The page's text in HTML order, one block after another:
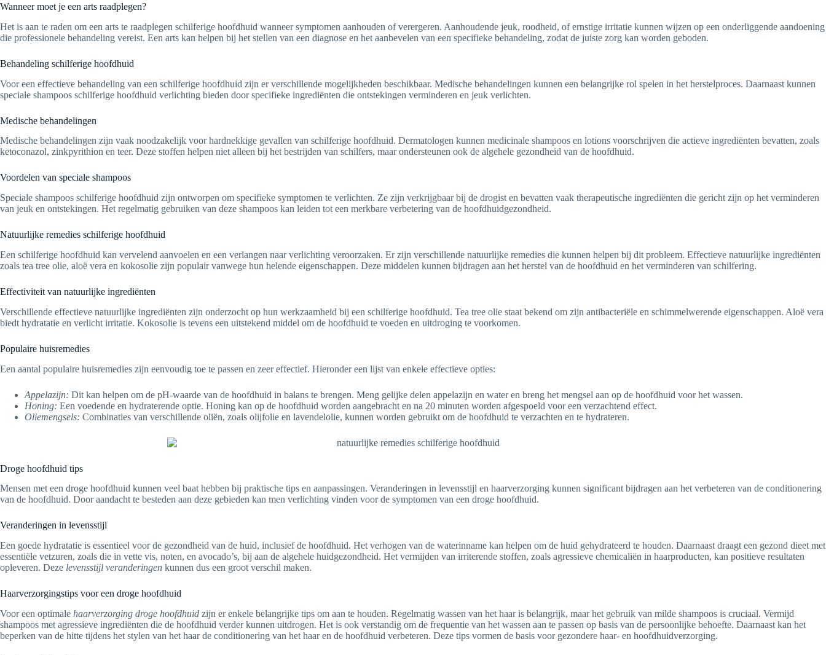
Wanneer moet je een arts raadplegen?
Het is aan te raden om een arts te raadplegen schilferige hoofdhuid wanneer symptomen aanhouden of verergeren. Aanhoudende jeuk, roodheid, of ernstige irritatie kunnen wijzen op een onderliggende aandoening
die professionele behandeling vereist. Een arts kan helpen bij het stellen van een diagnose en het aanbevelen van een specifieke behandeling, zodat de juiste zorg kan worden geboden.
Behandeling schilferige hoofdhuid
Voor een effectieve behandeling van een schilferige hoofdhuid zijn er verschillende mogelijkheden beschikbaar. Medische behandelingen kunnen een belangrijke rol spelen in het herstelproces. Daarnaast kunnen
speciale shampoos schilferige hoofdhuid verlichting bieden door specifieke ingrediënten die ontstekingen verminderen en jeuk verlichten.
Medische behandelingen
Medische behandelingen zijn vaak noodzakelijk voor hardnekkige gevallen van schilferige hoofdhuid. Dermatologen kunnen medicinale shampoos en lotions voorschrijven die actieve ingrediënten bevatten, zoals
ketoconazol, zinkpyrithion en teer. Deze stoffen helpen niet alleen bij het bestrijden van schilfers, maar ondersteunen ook de algehele gezondheid van de hoofdhuid.
Voordelen van speciale shampoos
Speciale shampoos schilferige hoofdhuid zijn ontworpen om specifieke symptomen te verlichten. Ze zijn verkrijgbaar bij de drogist en bevatten vaak therapeutische ingrediënten die gericht zijn op het verminderen
van jeuk en ontstekingen. Het regelmatig gebruiken van deze shampoos kan leiden tot een merkbare verbetering van de hoofdhuidgezondheid.
Natuurlijke remedies schilferige hoofdhuid
Een schilferige hoofdhuid kan vervelend aanvoelen en een verlangen naar verlichting veroorzaken. Er zijn verschillende natuurlijke remedies die kunnen helpen bij dit probleem. Effectieve natuurlijke ingrediënten
zoals tea tree olie, aloë vera en kokosolie zijn populair vanwege hun helende eigenschappen. Deze middelen kunnen bijdragen aan het herstel van de hoofdhuid en het verminderen van schilfering.
Effectiviteit van natuurlijke ingrediënten
Verschillende effectieve natuurlijke ingrediënten zijn onderzocht op hun werkzaamheid bij een schilferige hoofdhuid. Tea tree olie staat bekend om zijn antibacteriële en schimmelwerende eigenschappen. Aloë vera
biedt hydratatie en verlicht irritatie. Kokosolie is tevens een uitstekend middel om de hoofdhuid te voeden en uitdroging te voorkomen.
Populaire huisremedies
Een aantal populaire huisremedies zijn eenvoudig toe te passen en zeer effectief. Hieronder een lijst van enkele effectieve opties:
Appelazijn: Dit kan helpen om de pH-waarde van de hoofdhuid in balans te brengen. Meng gelijke delen appelazijn en water en breng het mengsel aan op de hoofdhuid voor het wassen.
Honing: Een voedende en hydraterende optie. Honing kan op de hoofdhuid worden aangebracht en na 20 minuten worden afgespoeld voor een verzachtend effect.
Oliemengsels: Combinaties van verschillende oliën, zoals olijfolie en lavendelolie, kunnen worden gebruikt om de hoofdhuid te verzachten en te hydrateren.
Droge hoofdhuid tips
Mensen met een droge hoofdhuid kunnen veel baat hebben bij praktische tips en aanpassingen. Veranderingen in levensstijl en haarverzorging kunnen significant bijdragen aan het verbeteren van de conditionering
van de hoofdhuid. Door aandacht te besteden aan deze gebieden kan men verlichting vinden voor de symptomen van een droge hoofdhuid.
Veranderingen in levensstijl
Een goede hydratatie is essentieel voor de gezondheid van de huid, inclusief de hoofdhuid. Het verhogen van de waterinname kan helpen om de huid gehydrateerd te houden. Daarnaast draagt een gezond dieet met
essentiële vetzuren, zoals die in vette vis, noten, en avocado’s, bij aan de algehele huidgezondheid. Het vermijden van irriterende stoffen, zoals agressieve chemicaliën in haarproducten, kan positieve resultaten
opleveren. Deze levensstijl veranderingen kunnen dus een groot verschil maken.
Haarverzorgingstips voor een droge hoofdhuid
Voor een optimale haarverzorging droge hoofdhuid zijn er enkele belangrijke tips om aan te houden. Regelmatig wassen van het haar is belangrijk, maar het gebruik van milde shampoos is cruciaal. Vermijd
shampoos met agressieve ingrediënten die de hoofdhuid verder kunnen uitdrogen. Het is ook verstandig om de frequentie van het wassen aan te passen op basis van de persoonlijke behoefte. Daarnaast kan het
beperken van de hitte tijdens het stylen van het haar de conditionering van het haar en de hoofdhuid verbeteren. Deze tips vormen de basis voor gezondere haar- en hoofdhuidverzorging.